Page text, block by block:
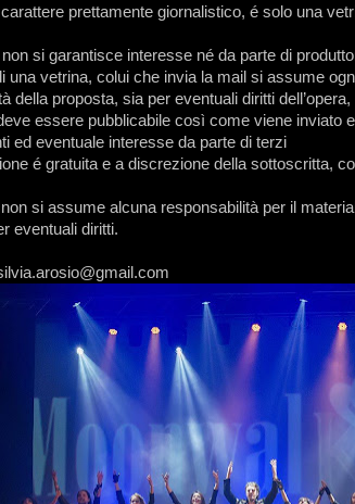
prettamente giornalistico, é solo una
si garantisce interesse né da parte di
una vetrina, colui che invia la mail si assume
della proposta, sia per eventuali diritti
essere pubblicabile così come viene inviato
ed eventuale interesse da parte di terzi
é gratuita e a discrezione della sottoscritta,
si assume alcuna responsabilità per il
eventuali diritti.